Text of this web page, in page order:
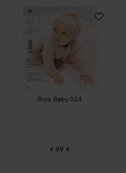
Rico Baby 024
Rico Baby 024
4,99 €